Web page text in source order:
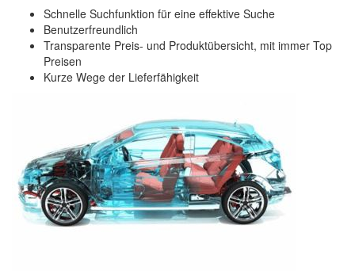
Schnelle Suchfunktion für eine effektive Suche
Benutzerfreundlich
Transparente Preis- und Produktübersicht, mit immer Top
Preisen
Kurze Wege der Lieferfähigkeit